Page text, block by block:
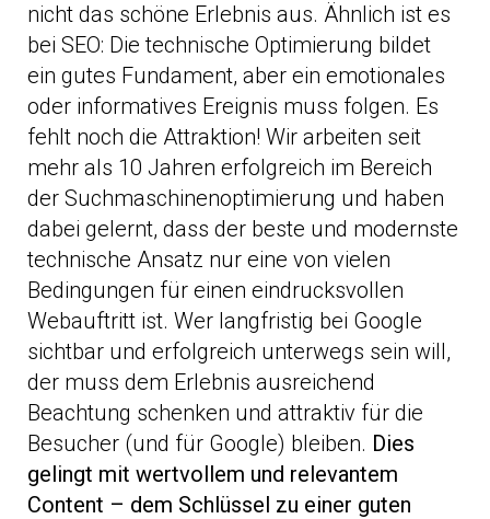
nicht das schöne Erlebnis aus. Ähnlich ist es
bei SEO: Die technische Optimierung bildet
ein gutes Fundament, aber ein emotionales
oder informatives Ereignis muss folgen. Es
fehlt noch die Attraktion! Wir arbeiten seit
mehr als 10 Jahren erfolgreich im Bereich
der Suchmaschinenoptimierung und haben
dabei gelernt, dass der beste und modernste
technische Ansatz nur eine von vielen
Bedingungen für einen eindrucksvollen
Webauftritt ist. Wer langfristig bei Google
sichtbar und erfolgreich unterwegs sein will,
der muss dem Erlebnis ausreichend
Beachtung schenken und attraktiv für die
Besucher (und für Google) bleiben. Dies
gelingt mit wertvollem und relevantem
Content – dem Schlüssel zu einer guten